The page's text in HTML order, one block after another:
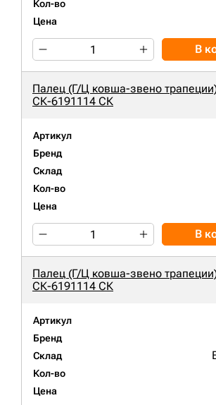
Кол-во
Цена
В
Палец (Г/Ц ковша-звено
СК-6191114 СК
Артикул
Бренд
Склад
Кол-во
Цена
В
Палец (Г/Ц ковша-звено
СК-6191114 СК
Артикул
Бренд
Склад
Кол-во
Цена